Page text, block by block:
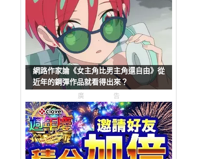
網路作家論《女主角比男主角還自由》從
近年的鋼彈作品就看得出來？
廣告